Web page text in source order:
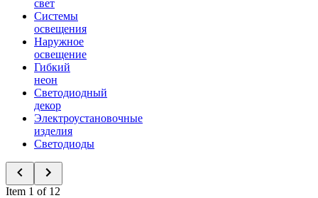
свет
Системы
освещения
Наружное
освещение
Гибкий
неон
Светодиодный
декор
Электроустановочные
изделия
Светодиоды
Item 1 of 12